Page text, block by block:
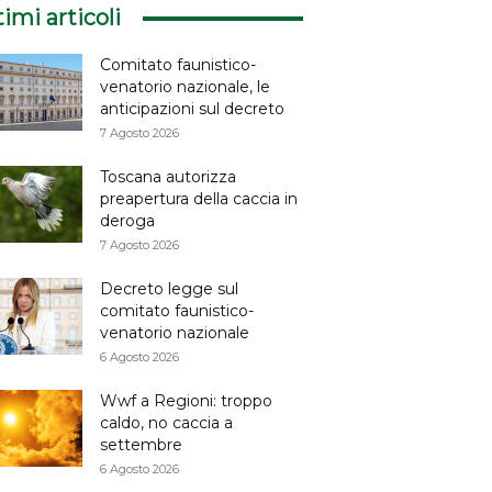
articoli
Comitato faunistico-
venatorio nazionale, le
anticipazioni sul decreto
7 Agosto 2026
Toscana autorizza
preapertura della caccia in
deroga
7 Agosto 2026
Decreto legge sul
comitato faunistico-
venatorio nazionale
6 Agosto 2026
Wwf a Regioni: troppo
caldo, no caccia a
settembre
6 Agosto 2026